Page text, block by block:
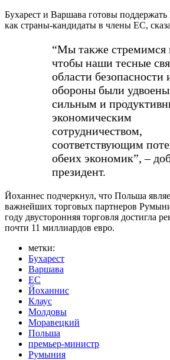
Бухарест и Варшава готовы
как страны-кандидаты в члены ЕС,
“Мы также стремимся
чтобы наши тесные
области безопасности
обороны были удвоены
сильным и
экономическим
сотрудничеством,
соответствующим
обеих экономик”, –
президент.
Йоханнес подчеркнул, что Польша
важнейших торговых партнеров
году двусторонняя торговля достигла
почти 11 миллиардов евро.
метки:
Бухарест
Варшава
ЕС
Йоханнис
Клаус
Молдовы
Моравецкий
Польша
премьер-министр
Румыния